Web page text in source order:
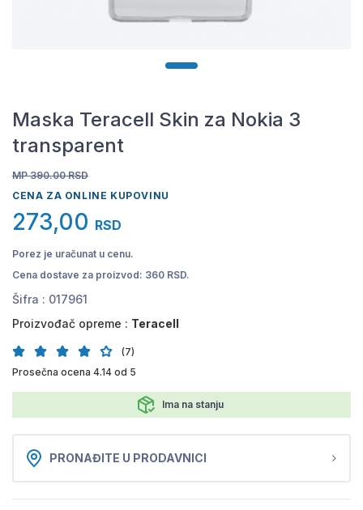
Maska Teracell Skin za Nokia 3
transparent
MP 390.00 RSD
CENA ZA ONLINE KUPOVINU
273,00 RSD
Porez je uračunat u cenu.
Cena dostave za proizvod: 360 RSD.
Šifra : 017961
Proizvođač opreme : Teracell
(7)
Prosečna ocena 4.14 od 5
Ima na stanju
PRONAĐITE U PRODAVNICI